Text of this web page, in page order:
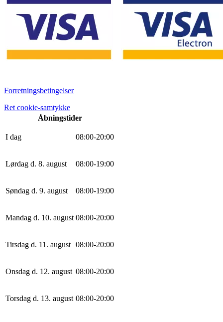
Forretningsbetingelser
Ret cookie-samtykke
Åbningstider
I dag 08:00-20:00
Lørdag d. 8. august 08:00-19:00
Søndag d. 9. august 08:00-19:00
Mandag d. 10. august 08:00-20:00
Tirsdag d. 11. august 08:00-20:00
Onsdag d. 12. august 08:00-20:00
Torsdag d. 13. august 08:00-20:00